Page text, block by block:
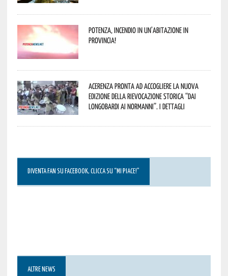
Potenza, incendio in un’abitazione in
provincia!
Acerenza pronta ad accogliere la nuova
edizione della rievocazione storica “Dai
Longobardi ai Normanni”. I dettagli
DIVENTA FAN SU FACEBOOK, CLICCA SU “MI PIACE!”
ALTRE NEWS